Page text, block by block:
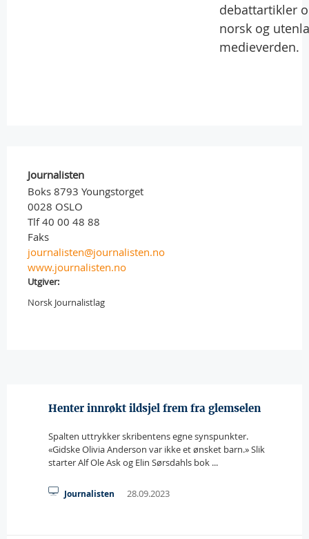
debattartikler
norsk og
medieverden.
Journalisten
Boks 8793 Youngstorget
0028 OSLO
Tlf 40 00 48 88
Faks
journalisten@journalisten.no
www.journalisten.no
Utgiver:
Norsk Journalistlag
Henter innrøkt ildsjel frem fra glemselen
Spalten uttrykker skribentens egne synspunkter.
«Gidske Olivia Anderson var ikke et ønsket barn.» Slik
starter Alf Ole Ask og Elin Sørsdahls bok ...
Journalisten 28.09.2023